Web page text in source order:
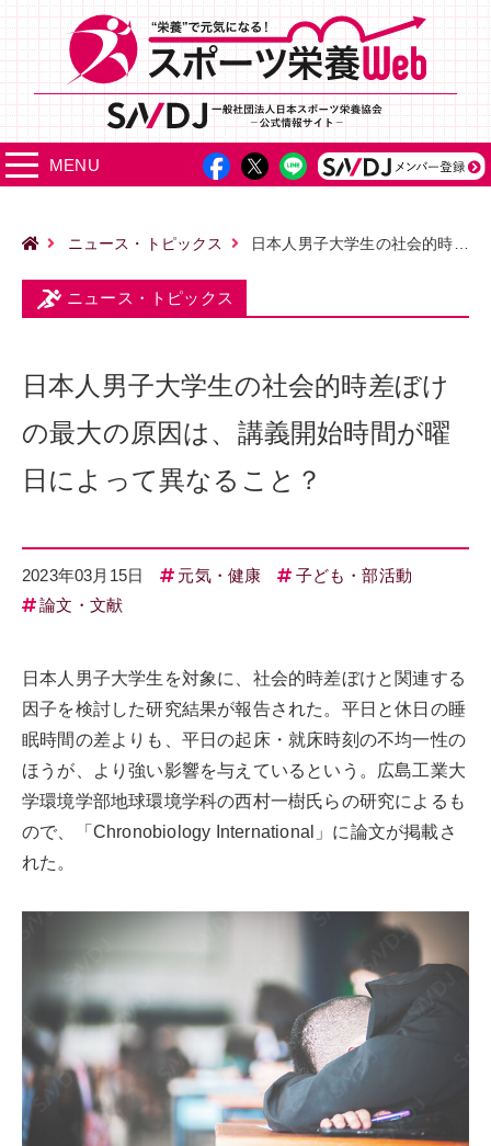
MENU
ニュース・トピックス 日本人男子大学生の社会的時差ぼけの最大の原因は、講義開始時間が曜日によって異なること？
ニュース・トピックス
日本人男子大学生の社会的時差ぼけ
の最大の原因は、講義開始時間が曜
日によって異なること？
2023年03月15日 元気・健康
子ども・部活動
論文・文献
日本人男子大学生を対象に、社会的時差ぼけと関連する
因子を検討した研究結果が報告された。平日と休日の睡
眠時間の差よりも、平日の起床・就床時刻の不均一性の
ほうが、より強い影響を与えているという。広島工業大
学環境学部地球環境学科の西村一樹氏らの研究によるも
ので、「Chronobiology International」に論文が掲載さ
れた。